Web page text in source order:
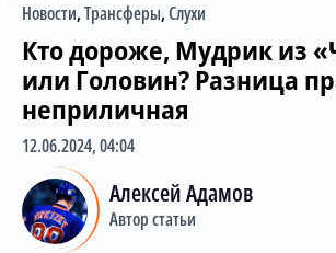
Новости,Трансферы,Слухи
Кто дороже, Мудрик из
или Головин? Разница
неприличная
12.06.2024, 04:04
Алексей Адамов
Автор статьи
Чат
Трансферы
Слухи
История Челси
Статистика
Календарь игр